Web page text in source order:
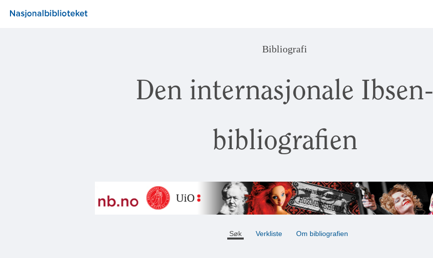
Bibliografi
Den internasjonale Ibsen-
bibliografien
Søk Verkliste Om bibliografien